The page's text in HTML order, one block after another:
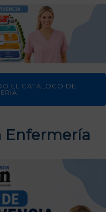
EL CATÁLOGO DE
Enfermería